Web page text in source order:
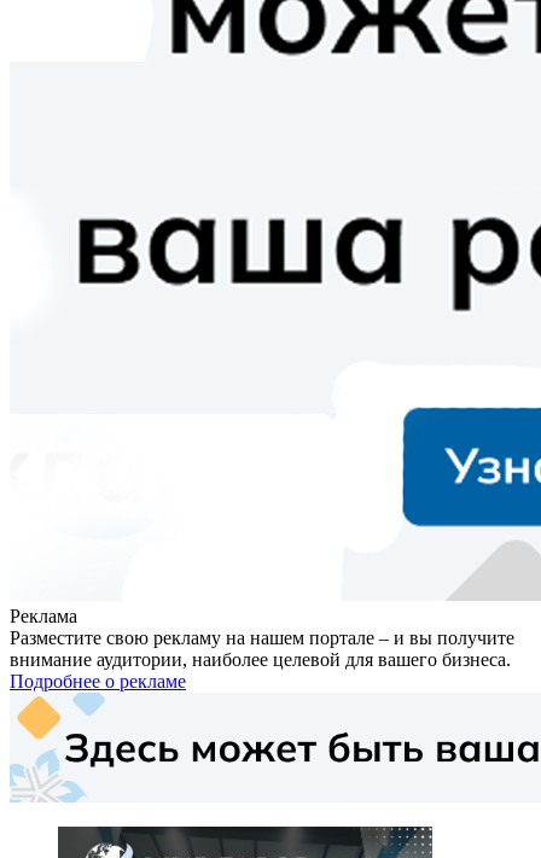
Реклама
Разместите свою рекламу на нашем портале – и вы получите
внимание аудитории, наиболее целевой для вашего бизнеса.
Подробнее о рекламе